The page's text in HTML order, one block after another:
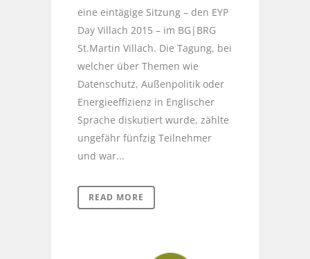
eine eintägige Sitzung – den EYP
Day Villach 2015 – im BG|BRG
St.Martin Villach. Die Tagung, bei
welcher über Themen wie
Datenschutz, Außenpolitik oder
Energieeffizienz in Englischer
Sprache diskutiert wurde, zählte
ungefähr fünfzig Teilnehmer
und war...
READ MORE